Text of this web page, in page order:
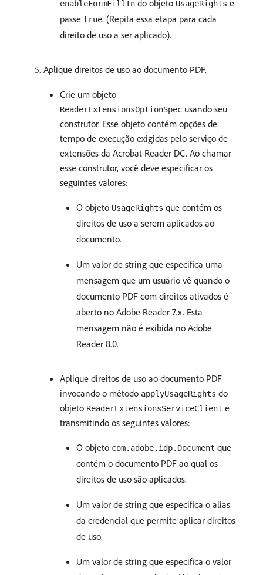
enableFormFillIn do objeto UsageRights e
passe true. (Repita essa etapa para cada
direito de uso a ser aplicado).
Aplique direitos de uso ao documento PDF.
Crie um objeto
ReaderExtensionsOptionSpec usando seu
construtor. Esse objeto contém opções de
tempo de execução exigidas pelo serviço de
extensões da Acrobat Reader DC. Ao chamar
esse construtor, você deve especificar os
seguintes valores:
O objeto UsageRights que contém os
direitos de uso a serem aplicados ao
documento.
Um valor de string que especifica uma
mensagem que um usuário vê quando o
documento PDF com direitos ativados é
aberto no Adobe Reader 7.x. Esta
mensagem não é exibida no Adobe
Reader 8.0.
Aplique direitos de uso ao documento PDF
invocando o método applyUsageRights do
objeto ReaderExtensionsServiceClient e
transmitindo os seguintes valores:
O objeto com.adobe.idp.Document que
contém o documento PDF ao qual os
direitos de uso são aplicados.
Um valor de string que especifica o alias
da credencial que permite aplicar direitos
de uso.
Um valor de string que especifica o valor